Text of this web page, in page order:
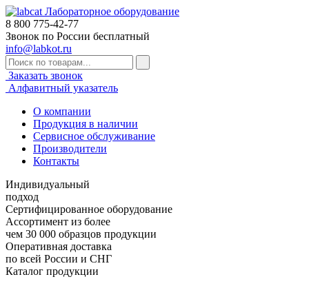
Лабораторное оборудование
8 800 775-42-77
Звонок по России бесплатный
info@labkot.ru
Заказать звонок
Алфавитный указатель
О компании
Продукция в наличии
Сервисное обслуживание
Производители
Контакты
Индивидуальный
подход
Сертифицированное оборудование
Ассортимент из более
чем 30 000 образцов продукции
Оперативная доставка
по всей России и СНГ
Каталог продукции